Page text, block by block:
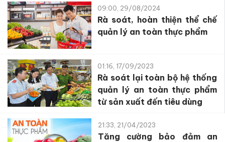
09:00, 29/08/2024
Rà soát, hoàn thiện thể chế
quản lý an toàn thực phẩm
01:16, 17/09/2023
Rà soát lại toàn bộ hệ thống
quản lý an toàn thực phẩm
từ sản xuất đến tiêu dùng
21:33, 21/04/2023
Tăng cường bảo đảm an